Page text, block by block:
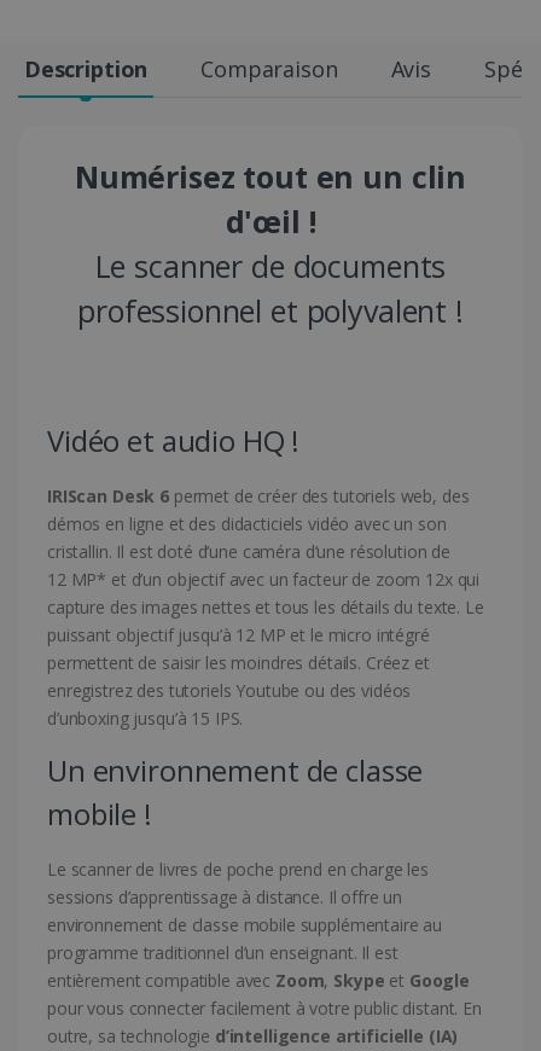
Description Comparaison Avis
Numérisez tout en un clin
d'œil !
Le scanner de documents
professionnel et polyvalent !
Vidéo et audio HQ !
IRIScan Desk 6permet de créer des tutoriels web, des
démos en ligne et des didacticiels vidéo avec un son
cristallin. Il est doté d’une caméra d’une résolution de
12 MP* et d’un objectif avec un facteur de zoom 12x qui
capture des images nettes et tous les détails du texte. Le
puissant objectif jusqu’à 12 MP et le micro intégré
permettent de saisir les moindres détails. Créez et
enregistrez des tutoriels Youtube ou des vidéos
d’unboxing jusqu’à 15 IPS.
Un environnement de classe
mobile !
Le scanner de livres de poche prend en charge les
sessions d’apprentissage à distance. Il offre un
environnement de classe mobile supplémentaire au
programme traditionnel d’un enseignant. Il est
entièrement compatible avec Zoom, Skype et Google
pour vous connecter facilement à votre public distant. En
outre, sa technologie d’intelligence artificielle (IA)